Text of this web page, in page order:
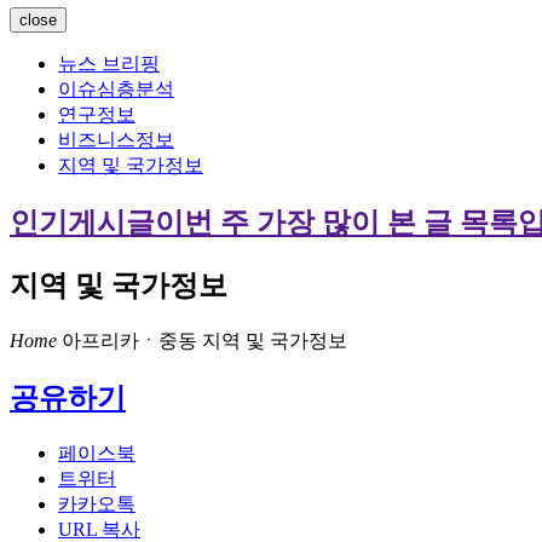
close
뉴스 브리핑
이슈심층분석
연구정보
비즈니스정보
지역 및 국가정보
인기게시글이번 주 가장 많이 본 글 목록
지역 및 국가정보
Home 아프리카ㆍ중동 지역 및 국가정보
공유하기
페이스북
트위터
카카오톡
URL 복사